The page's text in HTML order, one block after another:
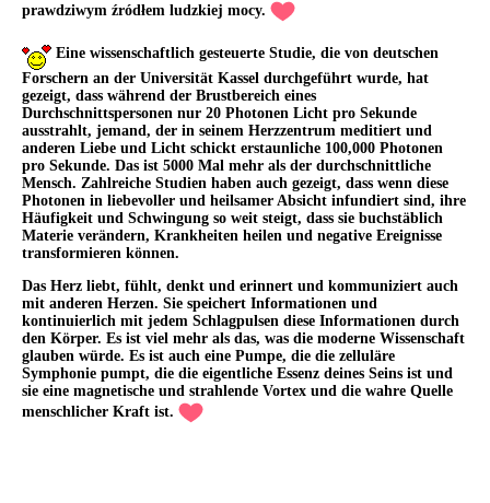
prawdziwym źródłem ludzkiej mocy.
Eine wissenschaftlich gesteuerte Studie, die von deutschen
Forschern an der Universität Kassel durchgeführt wurde, hat
gezeigt, dass während der Brustbereich eines
Durchschnittspersonen nur 20 Photonen Licht pro Sekunde
ausstrahlt, jemand, der in seinem Herzzentrum meditiert und
anderen Liebe und Licht schickt erstaunliche 100,000 Photonen
pro Sekunde. Das ist 5000 Mal mehr als der durchschnittliche
Mensch. Zahlreiche Studien haben auch gezeigt, dass wenn diese
Photonen in liebevoller und heilsamer Absicht infundiert sind, ihre
Häufigkeit und Schwingung so weit steigt, dass sie buchstäblich
Materie verändern, Krankheiten heilen und negative Ereignisse
transformieren können.
Das Herz liebt, fühlt, denkt und erinnert und kommuniziert auch
mit anderen Herzen. Sie speichert Informationen und
kontinuierlich mit jedem Schlagpulsen diese Informationen durch
den Körper. Es ist viel mehr als das, was die moderne Wissenschaft
glauben würde. Es ist auch eine Pumpe, die die zelluläre
Symphonie pumpt, die die eigentliche Essenz deines Seins ist und
sie eine magnetische und strahlende Vortex und die wahre Quelle
menschlicher Kraft ist.